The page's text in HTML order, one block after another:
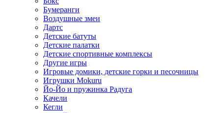
Бумеранги
Воздушные змеи
Дартс
Детские батуты
Детские палатки
Детские спортивные комплексы
Другие игры
Игровые домики, детские горки и песочницы
Игрушки Mokuru
Йо-Йо и пружинка Радуга
Качели
Кегли